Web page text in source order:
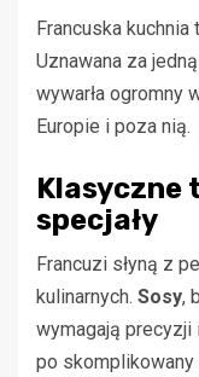
Francuska
Uznawana za
wywarła ogromny
Europie i poza nią.
Klasyczne
specjały
Francuzi słyną z
kulinarnych. Sosy,
wymagają precyzji
po